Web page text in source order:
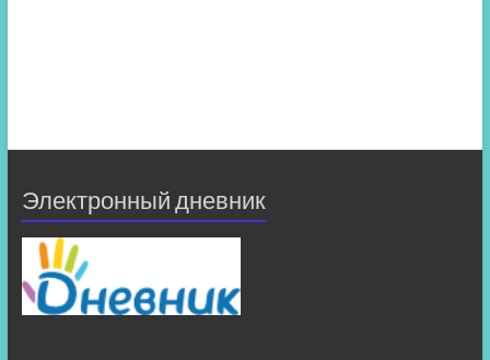
Электронный дневник